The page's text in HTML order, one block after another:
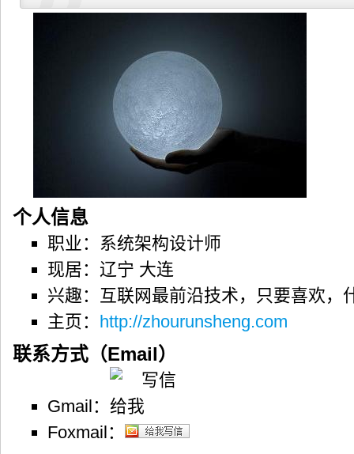
手机安装账户同步服务 Ubuntu 制作一键安装盘（四
个人信息
职业：系统架构设计师
现居：辽宁 大连
兴趣：互联网最前沿技术，只要喜欢，
主页： http://zhourunsheng.com
联系方式（Email）
Gmail：
Foxmail：